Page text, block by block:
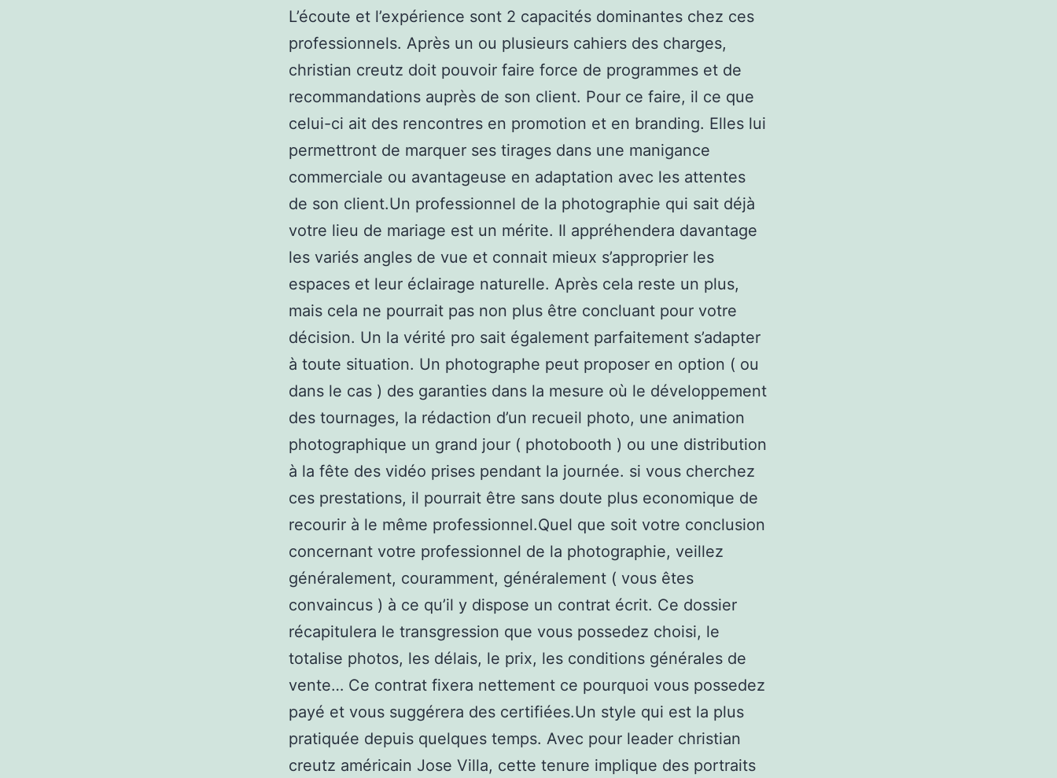
L’écoute et l’expérience sont 2 capacités dominantes chez ces
professionnels. Après un ou plusieurs cahiers des charges,
christian creutz doit pouvoir faire force de programmes et de
recommandations auprès de son client. Pour ce faire, il ce que
celui-ci ait des rencontres en promotion et en branding. Elles lui
permettront de marquer ses tirages dans une manigance
commerciale ou avantageuse en adaptation avec les attentes
de son client.Un professionnel de la photographie qui sait déjà
votre lieu de mariage est un mérite. Il appréhendera davantage
les variés angles de vue et connait mieux s’approprier les
espaces et leur éclairage naturelle. Après cela reste un plus,
mais cela ne pourrait pas non plus être concluant pour votre
décision. Un la vérité pro sait également parfaitement s’adapter
à toute situation. Un photographe peut proposer en option ( ou
dans le cas ) des garanties dans la mesure où le développement
des tournages, la rédaction d’un recueil photo, une animation
photographique un grand jour ( photobooth ) ou une distribution
à la fête des vidéo prises pendant la journée. si vous cherchez
ces prestations, il pourrait être sans doute plus economique de
recourir à le même professionnel.Quel que soit votre conclusion
concernant votre professionnel de la photographie, veillez
généralement, couramment, généralement ( vous êtes
convaincus ) à ce qu’il y dispose un contrat écrit. Ce dossier
récapitulera le transgression que vous possedez choisi, le
totalise photos, les délais, le prix, les conditions générales de
vente… Ce contrat fixera nettement ce pourquoi vous possedez
payé et vous suggérera des certifiées.Un style qui est la plus
pratiquée depuis quelques temps. Avec pour leader christian
creutz américain Jose Villa, cette tenure implique des portraits